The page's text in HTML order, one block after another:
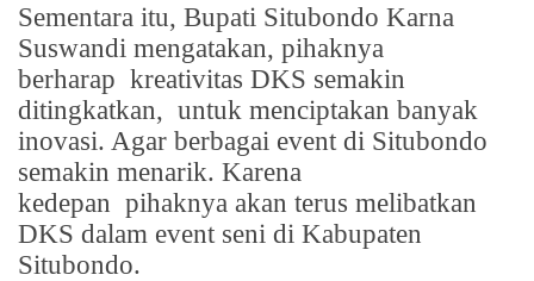
Sementara itu, Bupati Situbondo Karna
Suswandi mengatakan, pihaknya
berharap kreativitas DKS semakin
ditingkatkan, untuk menciptakan banyak
inovasi. Agar berbagai event di Situbondo
semakin menarik. Karena
kedepan pihaknya akan terus melibatkan
DKS dalam event seni di Kabupaten
Situbondo.